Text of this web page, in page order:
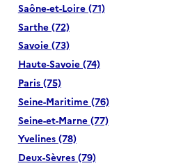
Saône-et-Loire (71)
Sarthe (72)
Savoie (73)
Haute-Savoie (74)
Paris (75)
Seine-Maritime (76)
Seine-et-Marne (77)
Yvelines (78)
Deux-Sèvres (79)